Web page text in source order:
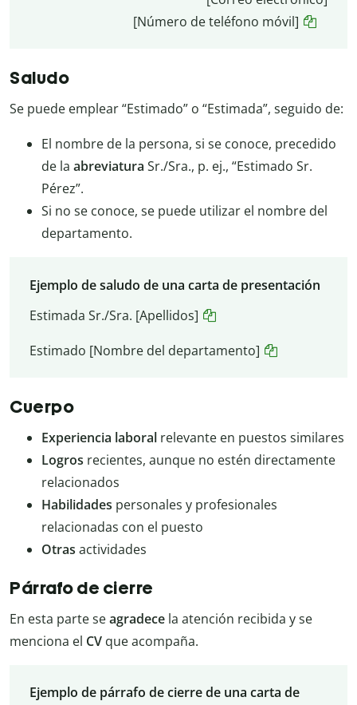
[Número de teléfono móvil]
Saludo
Se puede emplear “Estimado” o “Estimada”, seguido de:
El nombre de la persona, si se conoce, precedido
de la abreviatura Sr./Sra., p. ej., “Estimado Sr.
Pérez”.
Si no se conoce, se puede utilizar el nombre del
departamento.
Ejemplo de saludo de una carta de presentación
Estimada Sr./Sra. [Apellidos]
Estimado [Nombre del departamento]
Cuerpo
Experiencia laboral relevante en puestos similares
Logros recientes, aunque no estén directamente
relacionados
Habilidades personales y profesionales
relacionadas con el puesto
Otras actividades
Párrafo de cierre
En esta parte seagradece la atención recibida y se
menciona el CV que acompaña.
Ejemplo de párrafo de cierre de una carta de